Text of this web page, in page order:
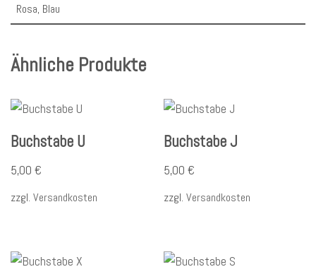
Rosa, Blau
Ähnliche Produkte
Buchstabe U
5,00 €
zzgl. Versandkosten
Buchstabe J
5,00€
zzgl.Versandkosten